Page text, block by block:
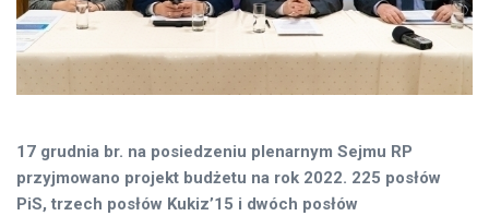
17 grudnia br. na posiedzeniu plenarnym Sejmu RP
przyjmowano projekt budżetu na rok 2022. 225 posłów
PiS, trzech posłów Kukiz’15 i dwóch posłów